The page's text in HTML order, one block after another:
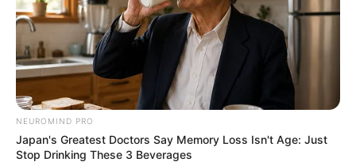
NEUROMIND PRO
Japan's Greatest Doctors Say Memory Loss Isn't Age: Just
Stop Drinking These 3 Beverages